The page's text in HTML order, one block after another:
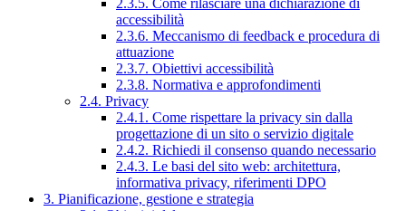
accessibilità
2.3.6. Meccanismo di feedback e procedura di
attuazione
2.3.7. Obiettivi accessibilità
2.3.8. Normativa e approfondimenti
2.4. Privacy
2.4.1. Come rispettare la privacy sin dalla
progettazione di un sito o servizio digitale
2.4.2. Richiedi il consenso quando necessario
2.4.3. Le basi del sito web: architettura,
informativa privacy, riferimenti DPO
3. Pianificazione, gestione e strategia